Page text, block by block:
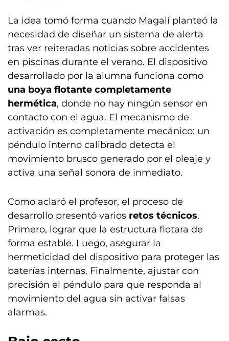
La idea tomó forma cuando Magalí planteó la
necesidad de diseñar un sistema de alerta
tras ver reiteradas noticias sobre accidentes
en piscinas durante el verano. El dispositivo
desarrollado por la alumna funciona como
una boya flotante completamente
hermética, donde no hay ningún sensor en
contacto con el agua. El mecanismo de
activación es completamente mecánico: un
péndulo interno calibrado detecta el
movimiento brusco generado por el oleaje y
activa una señal sonora de inmediato.
Como aclaró el profesor, el proceso de
desarrollo presentó varios retos técnicos.
Primero, lograr que la estructura flotara de
forma estable. Luego, asegurar la
hermeticidad del dispositivo para proteger las
baterías internas. Finalmente, ajustar con
precisión el péndulo para que responda al
movimiento del agua sin activar falsas
alarmas.